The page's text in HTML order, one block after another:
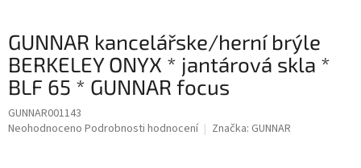
GUNNAR kancelářske/herní brýle
BERKELEY ONYX * jantárová skla *
BLF 65 * GUNNAR focus
GUNNAR001143
Průměrné
Neohodnoceno Podrobnosti hodnocení Značka: GUNNAR